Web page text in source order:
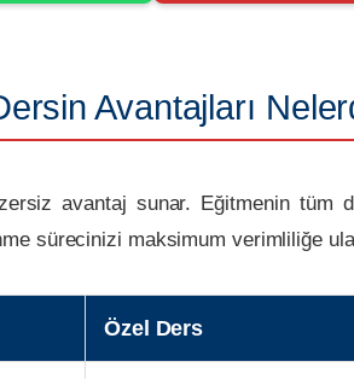
Avantajları
avantaj sunar. Eğitmenin tüm
sürecinizi maksimum verimliliğe
Özel Ders